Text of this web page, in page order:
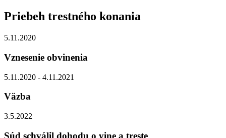
Priebeh trestného konania
5.11.2020
Vznesenie obvinenia
5.11.2020 - 4.11.2021
Väzba
3.5.2022
Súd schválil dohodu o vine a treste